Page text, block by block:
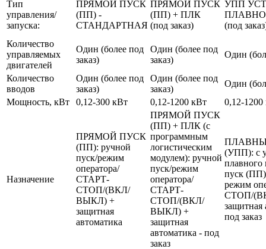
Тип
управления/
запуска:
ПРЯМОЙ ПУСК
(ПП) -
СТАНДАРТНАЯ
ПРЯМОЙ ПУСК
(ПП) + ПЛК
(под заказ)
УПП
(под
Количество
управляемых
двигателей
Один (более под
заказ)
Один (более под
заказ)
Один
Количество
вводов
Один (более под
заказ)
Один (более под
заказ)
Один
Мощность, кВт
0,12-300 кВт 0,12-1200 кВт 0,12-1200
Назначение
ПРЯМОЙ ПУСК
(ПП): ручной
пуск/режим
оператора/
СТАРТ-
СТОП/(ВКЛ/
ВЫКЛ) +
защитная
автоматика
ПРЯМОЙ ПУСК
(ПП) + ПЛК (с
программным
логистическим
модулем): ручной
пуск/режим
оператора/
СТАРТ-
СТОП/(ВКЛ/
ВЫКЛ) +
защитная
автоматика - под
заказ
(УПП): с
плавного
пуск
режим
СТОП/
защитная
под заказ